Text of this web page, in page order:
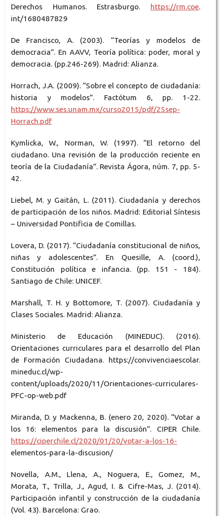
Derechos Humanos. Estrasburgo. https://rm.coe.
int/1680487829
De Francisco, A. (2003). “Teorías y modelos de
democracia”. En AAVV, Teoría política: poder, moral y
democracia. (pp.246-269). Madrid: Alianza.
Horrach, J.A. (2009). “Sobre el concepto de ciudadanía:
historia y modelos”. Factótum 6, pp. 1-22.
https://www.ses.unam.mx/curso2015/pdf/25sep-
Horrach.pdf
Kymlicka, W., Norman, W. (1997). “El retorno del
ciudadano. Una revisión de la producción reciente en
teoría de la Ciudadanía”. Revista Ágora, núm. 7, pp. 5-
42.
Liebel, M. y Gaitán, L. (2011). Ciudadanía y derechos
de participación de los niños. Madrid: Editorial Síntesis
– Universidad Pontificia de Comillas.
Lovera, D. (2017). “Ciudadanía constitucional de niños,
niñas y adolescentes”. En Quesille, A. (coord.),
Constitución política e infancia. (pp. 151 - 184).
Santiago de Chile: UNICEF.
Marshall, T. H. y Bottomore, T. (2007). Ciudadanía y
Clases Sociales. Madrid: Alianza.
Ministerio de Educación (MINEDUC). (2016).
Orientaciones curriculares para el desarrollo del Plan
de Formación Ciudadana. https://convivenciaescolar.
mineduc.cl/wp-
content/uploads/2020/11/Orientaciones-curriculares-
PFC-op-web.pdf
Miranda, D. y Mackenna, B. (enero 20, 2020). “Votar a
los 16: elementos para la discusión”. CIPER Chile.
https://ciperchile.cl/2020/01/20/votar-a-los-16-
elementos-para-la-discusion/
Novella, A.M., Llena, A., Noguera, E., Gomez, M.,
Morata, T., Trilla, J., Agud, I. & Cifre-Mas, J. (2014).
Participación infantil y construcción de la ciudadanía
(Vol. 43). Barcelona: Grao.